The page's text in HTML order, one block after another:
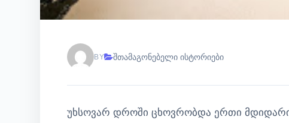
BY შთამაგონებელი ისტორიები
უხსოვარ დროში ცხოვრობდა ერთი